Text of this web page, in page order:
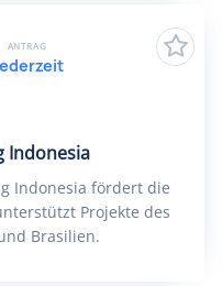
Indonesia
Indonesia fördert die
Projekte des
Brasilien.
ANTRAG